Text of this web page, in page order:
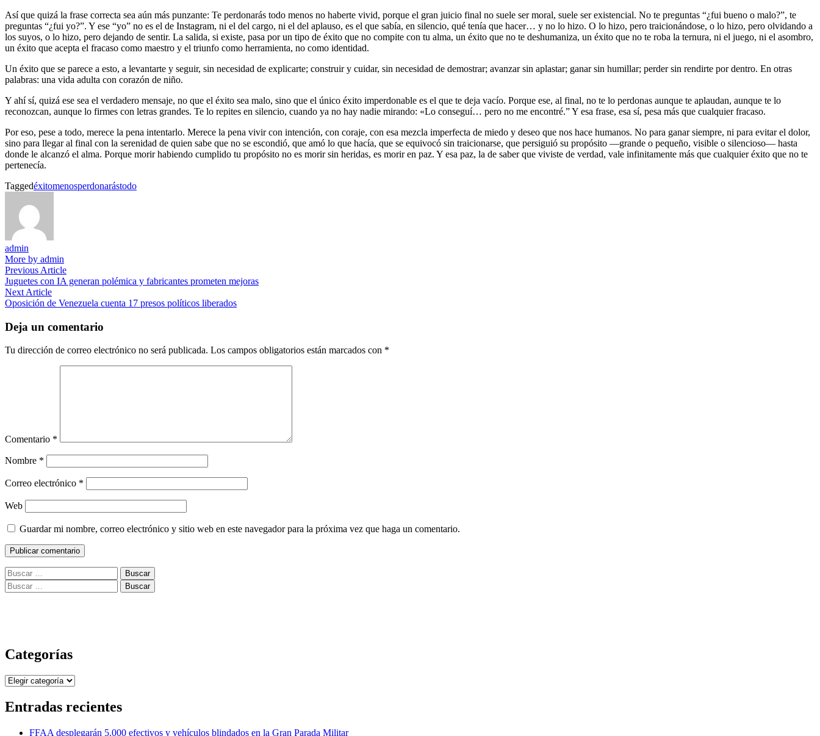
Así que quizá la frase correcta sea aún más punzante: Te perdonarás todo menos no haberte vivid, porque el gran juicio final no suele ser moral, suele ser existencial. No te preguntas “¿fui bueno o malo?”, te
preguntas “¿fui yo?”. Y ese “yo” no es el de Instagram, ni el del cargo, ni el del aplauso, es el que sabía, en silencio, qué tenía que hacer… y no lo hizo. O lo hizo, pero traicionándose, o lo hizo, pero olvidando a
los suyos, o lo hizo, pero dejando de sentir. La salida, si existe, pasa por un tipo de éxito que no compite con tu alma, un éxito que no te deshumaniza, un éxito que no te roba la ternura, ni el juego, ni el asombro,
un éxito que acepta el fracaso como maestro y el triunfo como herramienta, no como identidad.
Un éxito que se parece a esto, a levantarte y seguir, sin necesidad de explicarte; construir y cuidar, sin necesidad de demostrar; avanzar sin aplastar; ganar sin humillar; perder sin rendirte por dentro. En otras
palabras: una vida adulta con corazón de niño.
Y ahí sí, quizá ese sea el verdadero mensaje, no que el éxito sea malo, sino que el único éxito imperdonable es el que te deja vacío. Porque ese, al final, no te lo perdonas aunque te aplaudan, aunque te lo
reconozcan, aunque lo firmes con letras grandes. Te lo repites en silencio, cuando ya no hay nadie mirando: «Lo conseguí… pero no me encontré.” Y esa frase, esa sí, pesa más que cualquier fracaso.
Por eso, pese a todo, merece la pena intentarlo. Merece la pena vivir con intención, con coraje, con esa mezcla imperfecta de miedo y deseo que nos hace humanos. No para ganar siempre, ni para evitar el dolor,
sino para llegar al final con la serenidad de quien sabe que no se escondió, que amó lo que hacía, que se equivocó sin traicionarse, que persiguió su propósito —grande o pequeño, visible o silencioso— hasta
donde le alcanzó el alma. Porque morir habiendo cumplido tu propósito no es morir sin heridas, es morir en paz. Y esa paz, la de saber que viviste de verdad, vale infinitamente más que cualquier éxito que no te
pertenecía.
Taggedéxitomenosperdonarástodo
admin
More by admin
Navegación
de
entradas
Previous ArticlePrevious
article:
Juguetes con IA generan polémica y fabricantes prometen mejoras
Next ArticleNext
article:
Oposición de Venezuela cuenta 17 presos políticos liberados
Deja un comentario
Tu dirección de correo electrónico no será publicada. Los campos obligatorios están marcados con *
Comentario *
Nombre *
Correo electrónico *
Web
Guardar mi nombre, correo electrónico y sitio web en este navegador para la próxima vez que haga un comentario.
Buscar:
Buscar:
Categorías
Categorías
Entradas recientes
FFAA desplegarán 5.000 efectivos y vehículos blindados en la Gran Parada Militar